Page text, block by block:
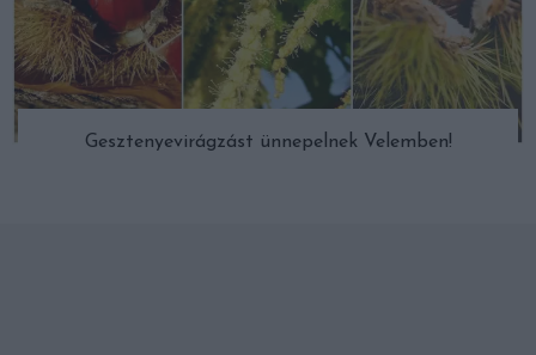
Gesztenyevirágzást ünnepelnek Velemben!